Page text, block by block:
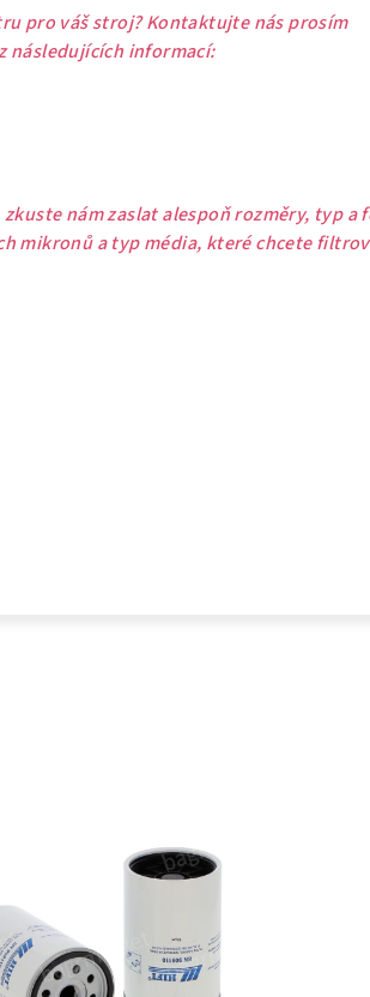
pro váš stroj? Kontaktujte nás prosím
následujících informací:
nám zaslat alespoň rozměry, typ a
mikronů a typ média, které chcete